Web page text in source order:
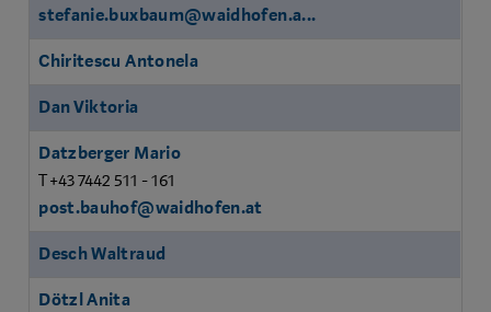
stefanie.buxbaum@waidhofen.a...
Chiritescu Antonela
Dan Viktoria
Datzberger Mario
T +43 7442 511 - 161
post.bauhof@waidhofen.at
Desch Waltraud
Dötzl Anita